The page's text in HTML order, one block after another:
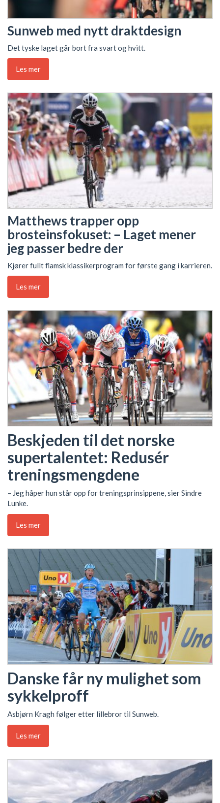
Sunweb med nytt draktdesign
Det tyske laget går bort fra svart og hvitt.
Les mer
Matthews trapper opp
brosteinsfokuset: – Laget mener
jeg passer bedre der
Kjører fullt flamsk klassikerprogram for første gang i karrieren.
Les mer
Beskjeden til det norske
supertalentet: Redusér
treningsmengdene
– Jeg håper hun står opp for treningsprinsippene, sier Sindre
Lunke.
Les mer
Danske får ny mulighet som
sykkelproff
Asbjørn Kragh følger etter lillebror til Sunweb.
Les mer